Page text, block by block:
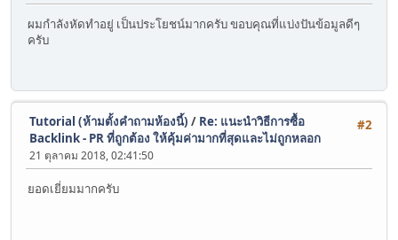
ผมกำลังหัดทำอยู่ เป็นประโยชน์มากครับ ขอบคุณที่แบ่งปันข้อมูลดีๆ
ครับ
#2
Tutorial (ห้ามตั้งคำถามห้องนี้) / Re: แนะนำวิธีการซื้อ
Backlink - PR ที่ถูกต้อง ให้คุ้มค่ามากที่สุดและไม่ถูกหลอก
21 ตุลาคม 2018, 02:41:50
ยอดเยี่ยมมากครับ